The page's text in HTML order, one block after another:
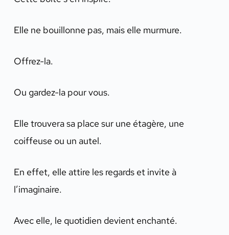
Elle ne bouillonne pas, mais elle murmure.
Offrez-la.
Ou gardez-la pour vous.
Elle trouvera sa place sur une étagère, une
coiffeuse ou un autel.
En effet, elle attire les regards et invite à
l’imaginaire.
Avec elle, le quotidien devient enchanté.